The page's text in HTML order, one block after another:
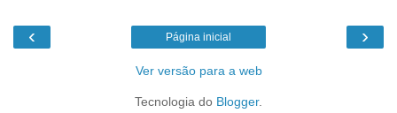
‹ ›
Página inicial
Ver versão para a web
Tecnologia do Blogger.